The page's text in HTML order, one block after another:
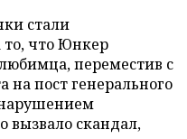
стали
то, что Юнкер
переместив с
на пост генерального
вызвало скандал,